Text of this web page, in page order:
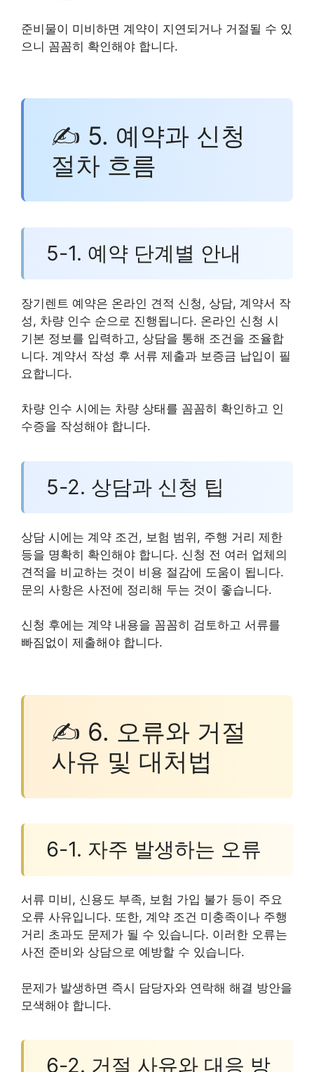
준비물이 미비하면 계약이 지연되거나 거절될 수 있
으니 꼼꼼히 확인해야 합니다.
✍ 5. 예약과 신청
절차 흐름
5-1. 예약 단계별 안내
장기렌트 예약은 온라인 견적 신청, 상담, 계약서 작
성, 차량 인수 순으로 진행됩니다. 온라인 신청 시
기본 정보를 입력하고, 상담을 통해 조건을 조율합
니다. 계약서 작성 후 서류 제출과 보증금 납입이 필
요합니다.
차량 인수 시에는 차량 상태를 꼼꼼히 확인하고 인
수증을 작성해야 합니다.
5-2. 상담과 신청 팁
상담 시에는 계약 조건, 보험 범위, 주행 거리 제한
등을 명확히 확인해야 합니다. 신청 전 여러 업체의
견적을 비교하는 것이 비용 절감에 도움이 됩니다.
문의 사항은 사전에 정리해 두는 것이 좋습니다.
신청 후에는 계약 내용을 꼼꼼히 검토하고 서류를
빠짐없이 제출해야 합니다.
✍ 6. 오류와 거절
사유 및 대처법
6-1. 자주 발생하는 오류
서류 미비, 신용도 부족, 보험 가입 불가 등이 주요
오류 사유입니다. 또한, 계약 조건 미충족이나 주행
거리 초과도 문제가 될 수 있습니다. 이러한 오류는
사전 준비와 상담으로 예방할 수 있습니다.
문제가 발생하면 즉시 담당자와 연락해 해결 방안을
모색해야 합니다.
6-2. 거절 사유와 대응 방